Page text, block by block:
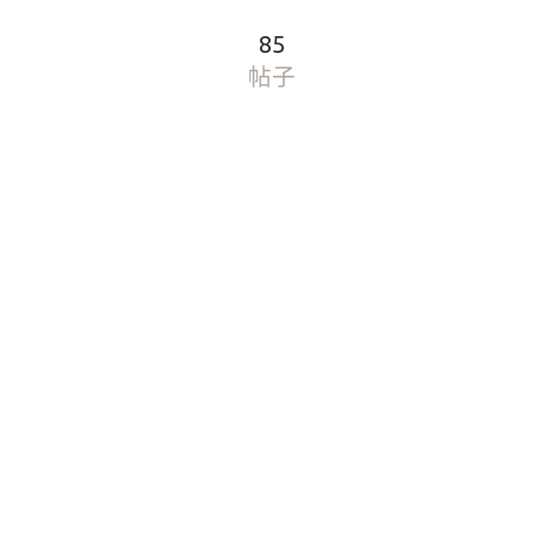
85
帖子